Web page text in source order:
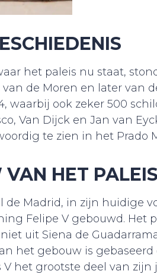
het paleis nu staat,
de Moren en later van
waarbij ook zeker 500
Van Dijck en Jan van
te zien in het Prado
HET PALEIS
de Madrid, in zijn huidige
Felipe V gebouwd. Het
uit Siena de
het gebouw is
V het grootste deel van